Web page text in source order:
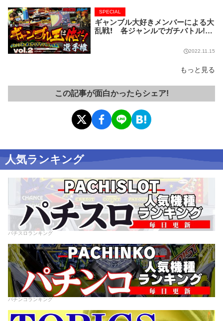
ギャンブル大好きメンバーによる大
乱戦！ 各ジャンルでガチバトル!!
SPECIAL
2022.11.15
もっと見る
この記事が面白かったらシェア!
人気ランキング
パチスロランキング
パチンコランキング